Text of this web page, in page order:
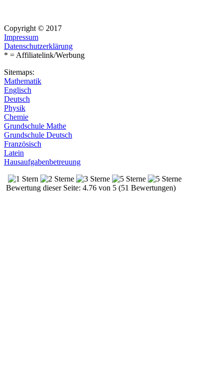
Copyright © 2017
Impressum
Datenschutzerklärung
* = Affiliatelink/Werbung
Sitemaps:
Mathematik
Englisch
Deutsch
Physik
Chemie
Grundschule Mathe
Grundschule Deutsch
Französisch
Latein
Hausaufgabenbetreuung
Bewertung dieser Seite: 4.76 von 5 (51 Bewertungen)